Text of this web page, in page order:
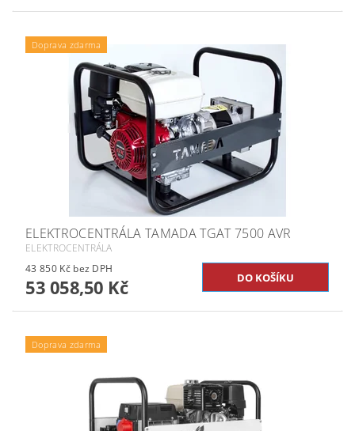
Doprava zdarma
ELEKTROCENTRÁLA TAMADA TGAT 7500 AVR
ELEKTROCENTRÁLA
43 850 Kč bez DPH
53 058,50 Kč
Doprava zdarma